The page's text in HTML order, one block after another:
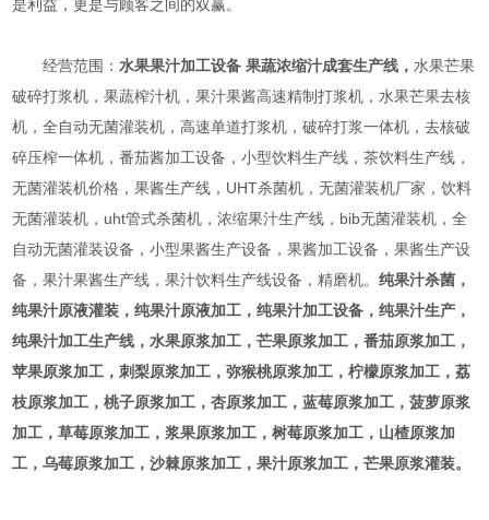
是利益，更是与顾客之间的双赢。
经营范围：水果果汁加工设备 果蔬浓缩汁成套生产线， 水果芒果
破碎打浆机，果蔬榨汁机，果汁果酱高速精制打浆机，水果芒果去核
机，全自动无菌灌装机，高速单道打浆机，破碎打浆一体机，去核破
碎压榨一体机，番茄酱加工设备，小型饮料生产线，茶饮料生产线，
无菌灌装机价格，果酱生产线，UHT杀菌机，无菌灌装机厂家，饮料
无菌灌装机，uht管式杀菌机，浓缩果汁生产线，bib无菌灌装机，全
自动无菌灌装设备，小型果酱生产设备，果酱加工设备，果酱生产设
备，果汁果酱生产线，果汁饮料生产线设备，精磨机。纯果汁杀菌，
纯果汁原液灌装，纯果汁原液加工，纯果汁加工设备，纯果汁生产，
纯果汁加工生产线，水果原浆加工，芒果原浆加工，番茄原浆加工，
苹果原浆加工，刺梨原浆加工，弥猴桃原浆加工，柠檬原浆加工，荔
枝原浆加工，桃子原浆加工，杏原浆加工，蓝莓原浆加工，菠萝原浆
加工，草莓原浆加工，浆果原浆加工，树莓原浆加工，山楂原浆加
工，乌莓原浆加工，沙棘原浆加工，果汁原浆加工，芒果原浆灌装。